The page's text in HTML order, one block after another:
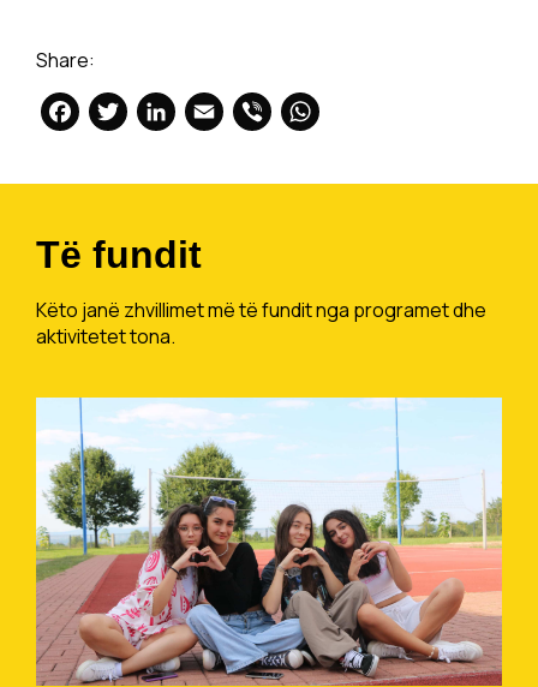
Share:
Facebook
Twitter
LinkedIn
Email
Viber
Të fundit
Këto janë zhvillimet më të fundit nga programet dhe
aktivitetet tona.